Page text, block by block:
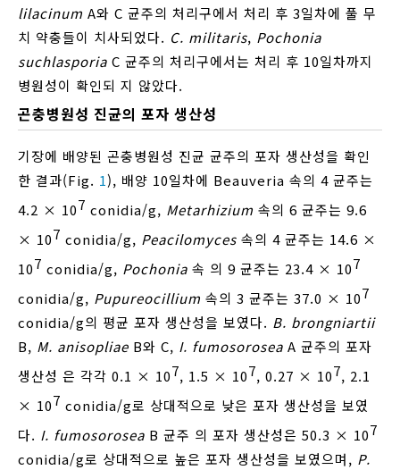
lilacinum A와 C 균주의 처리구에서 처리 후 3일차에 풀 무
치 약충들이 치사되었다. C. militaris, Pochonia
suchlasporia C 균주의 처리구에서는 처리 후 10일차까지
병원성이 확인되 지 않았다.
곤충병원성 진균의 포자 생산성
기장에 배양된 곤충병원성 진균 균주의 포자 생산성을 확인
한 결과(Fig. 1), 배양 10일차에 Beauveria 속의 4 균주는
4.2 × 107 conidia/g, Metarhizium 속의 6 균주는 9.6
× 107 conidia/g, Peacilomyces 속의 4 균주는 14.6 ×
107 conidia/g, Pochonia 속 의 9 균주는 23.4 × 107
conidia/g, Pupureocillium 속의 3 균주는 37.0 × 107
conidia/g의 평균 포자 생산성을 보였다. B. brongniartii
B, M. anisopliae B와 C, I. fumosorosea A 균주의 포자
생산성 은 각각 0.1 × 107, 1.5 × 107, 0.27 × 107, 2.1
× 107 conidia/g로 상대적으로 낮은 포자 생산성을 보였
다. I. fumosorosea B 균주 의 포자 생산성은 50.3 × 107
conidia/g로 상대적으로 높은 포자 생산성을 보였으며, P.